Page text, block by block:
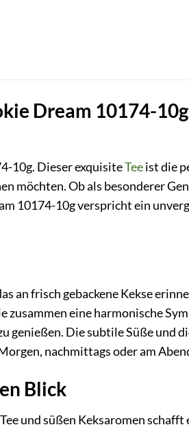
Dream 10174-
10g. Dieser exquisiteTeeist die
möchten. Ob als besonderer
10174-10g verspricht ein
an frisch gebackene Kekse
eine harmonische
genießen. Die subtile Süße und
nachmittags oder am
Blick
und süßen Keksaromen